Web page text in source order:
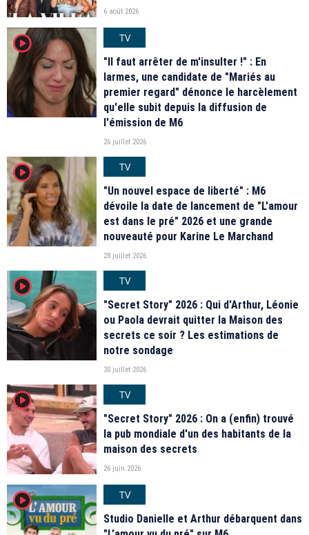
6 août 2026
player2
TV
"Il faut arrêter de m'insulter !" : En
larmes, une candidate de "Mariés au
premier regard" dénonce le harcèlement
qu'elle subit depuis la diffusion de
l'émission de M6
26 juillet 2026
player2
TV
"Un nouvel espace de liberté" : M6
dévoile la date de lancement de "L'amour
est dans le pré" 2026 et une grande
nouveauté pour Karine Le Marchand
28 juillet 2026
player2
TV
"Secret Story" 2026 : Qui d'Arthur, Léonie
ou Paola devrait quitter la Maison des
secrets ce soir ? Les estimations de
notre sondage
30 juillet 2026
player2
TV
"Secret Story" 2026 : On a (enfin) trouvé
la pub mondiale d'un des habitants de la
maison des secrets
26 juin 2026
player2
TV
Studio Danielle et Arthur débarquent dans